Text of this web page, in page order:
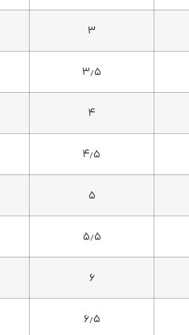
۳
۳٫۵
۴
۴٫۵
۵
۵٫۵
۶
۶٫۵